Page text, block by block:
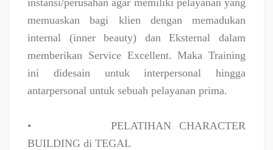
memuaskan bagi klien dengan memadukan
internal (inner beauty) dan Eksternal dalam
memberikan Service Excellent. Maka Training
ini didesain untuk interpersonal hingga
antarpersonal untuk sebuah pelayanan prima.
•
PELATIHAN CHARACTER
BUILDING di TEGAL